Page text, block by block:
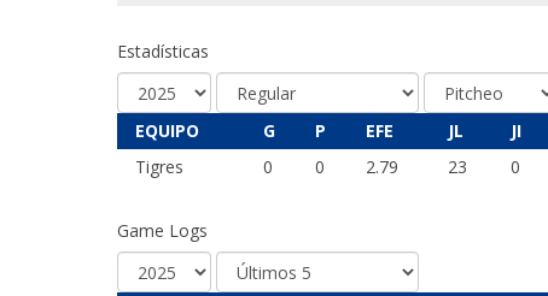
Estadísticas
EQUIPO G P EFE JL JI
Tigres
0 0 2.79 23 0
Game Logs